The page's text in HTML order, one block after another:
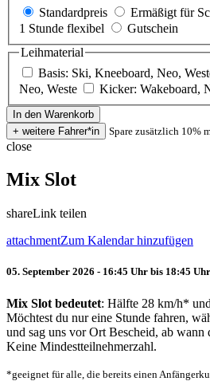
Standardpreis
Ermäßigt für
1 Stunde flexibel
Gutschein
Leihmaterial
Basis: Ski, Kneeboard, Neo,
Neo, Weste
Kicker: Wakeboard,
Spare zusätzlich 10%
close
Mix Slot
shareLink teilen
attachmentZum Kalendar hinzufügen
05. September 2026 - 16:45 Uhr bis 18:45 Uhr
Mix Slot bedeutet: Hälfte 28 km/h*
Möchtest du nur eine Stunde fahren,
und sag uns vor Ort Bescheid, ab wann
Keine Mindestteilnehmerzahl.
*geeignet für alle, die bereits einen